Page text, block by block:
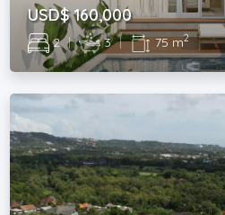
USD$ 160,000
2 | 3 | 75 m2